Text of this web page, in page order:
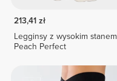
213,41 zł
Legginsy z wysokim stanem
Peach Perfect